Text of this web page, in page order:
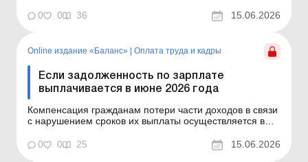
календарных месяцев в соответствии с Порядком,
утвержденным постановлением КМУ от 21.02.2001 №
произведение нач...
0 0 36 15.06.2026
Online издание «Баланс» Оплата труда и кадры
Если задолженность по зарплате
выплачивается в июне 2026 года
Компенсация гражданам потери части доходов в связи
с нарушением сроков их выплаты осуществляется в
календарных месяцев в соответствии с Порядком,
утвержденным постановлением КМУ от 21.02.2001 №
0 0 25 15.06.2026